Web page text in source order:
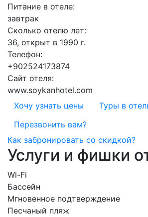
Питание в отеле:
завтрак
Сколько отелю лет:
36, открыт в 1990 г.
Телефон:
+902524173874
Сайт отеля:
www.soykanhotel.com
Хочу узнать цены
Туры в
Перезвонить вам?
Как забронировать со скидкой?
Услуги и фишки
Wi-Fi
Бассейн
Мгновенное подтверждение
Песчаный пляж